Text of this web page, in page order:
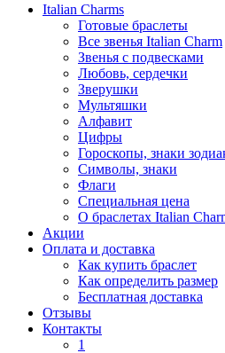
Italian Charms
Готовые браслеты
Все звенья Italian Charm
Звенья с подвесками
Любовь, сердечки
Зверушки
Мультяшки
Алфавит
Цифры
Гороскопы, знаки
Символы, знаки
Флаги
Специальная цена
О браслетах Italian
Акции
Оплата и доставка
Как купить браслет
Как определить размер
Бесплатная доставка
Отзывы
Контакты
1